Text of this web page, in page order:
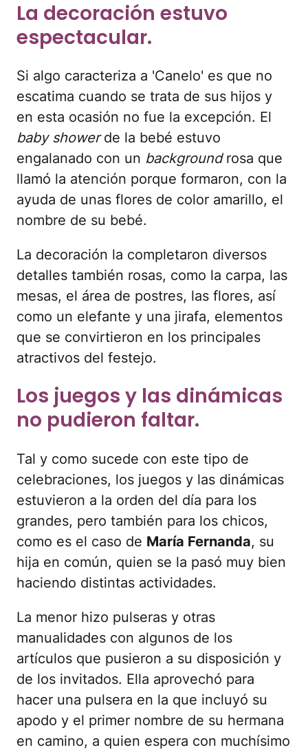
La decoración estuvo
espectacular.
Si algo caracteriza a 'Canelo' es que no
escatima cuando se trata de sus hijos y
en esta ocasión no fue la excepción. El
baby showerde la bebé estuvo
engalanado con un backgroundrosa que
llamó la atención porque formaron, con la
ayuda de unas flores de color amarillo, el
nombre de su bebé.
La decoración la completaron diversos
detalles también rosas, como la carpa, las
mesas, el área de postres, las flores, así
como un elefante y una jirafa, elementos
que se convirtieron en los principales
atractivos del festejo.
Los juegos y las dinámicas
no pudieron faltar.
Tal y como sucede con este tipo de
celebraciones, los juegos y las dinámicas
estuvieron a la orden del día para los
grandes, pero también para los chicos,
como es el caso de María Fernanda, su
hija en común, quien se la pasó muy bien
haciendo distintas actividades.
La menor hizo pulseras y otras
manualidades con algunos de los
artículos que pusieron a su disposición y
de los invitados. Ella aprovechó para
hacer una pulsera en la que incluyó su
apodo y el primer nombre de su hermana
en camino, a quien espera con muchísimo